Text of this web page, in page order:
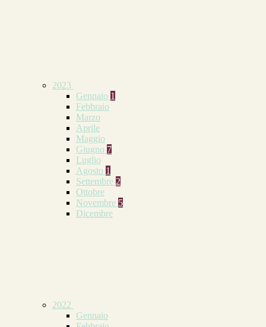
2023
Gennaio 1
Febbraio
Marzo
Aprile
Maggio
Giugno 7
Luglio
Agosto 1
Settembre 2
Ottobre
Novembre 5
Dicembre
2022
Gennaio